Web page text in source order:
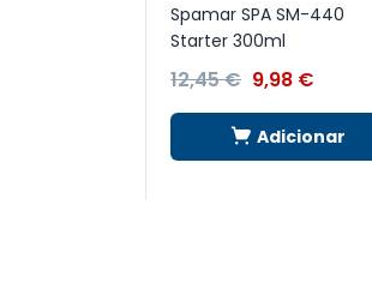
Spamar SPA SM-440
Starter 300ml
12,45€ 9,98 €
Adicionar